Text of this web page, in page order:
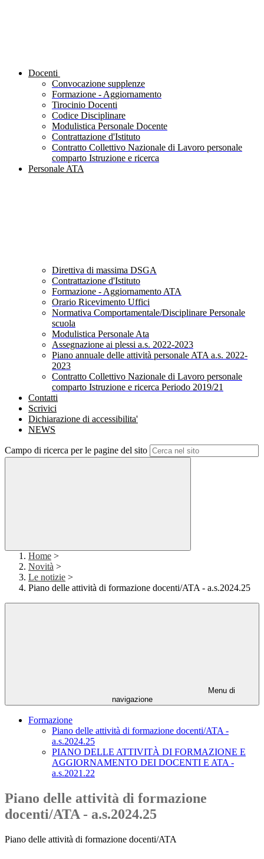
Docenti
Convocazione supplenze
Formazione - Aggiornamento
Tirocinio Docenti
Codice Disciplinare
Modulistica Personale Docente
Contrattazione d'Istituto
Contratto Collettivo Nazionale di Lavoro personale
comparto Istruzione e ricerca
Personale ATA
Direttiva di massima DSGA
Contrattazione d'Istituto
Formazione - Aggiornamento ATA
Orario Ricevimento Uffici
Normativa Comportamentale/Disciplinare Personale
scuola
Modulistica Personale Ata
Assegnazione ai plessi a.s. 2022-2023
Piano annuale delle attività personale ATA a.s. 2022-
2023
Contratto Collettivo Nazionale di Lavoro personale
comparto Istruzione e ricerca Periodo 2019/21
Contatti
Scrivici
Dichiarazione di accessibilita'
NEWS
Campo di ricerca per le pagine del sito
Home >
Novità >
Le notizie >
Piano delle attività di formazione docenti/ATA - a.s.2024.25
Menu di
navigazione
Formazione
Piano delle attività di formazione docenti/ATA -
a.s.2024.25
PIANO DELLE ATTIVITÀ DI FORMAZIONE E
AGGIORNAMENTO DEI DOCENTI E ATA -
a.s.2021.22
Piano delle attività di formazione
docenti/ATA - a.s.2024.25
Piano delle attività di formazione docenti/ATA